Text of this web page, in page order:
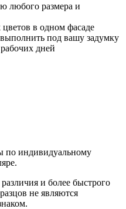
любого размера и
в одном фасаде
под вашу задумку
дней
по индивидуальному
и более быстрого
не являются